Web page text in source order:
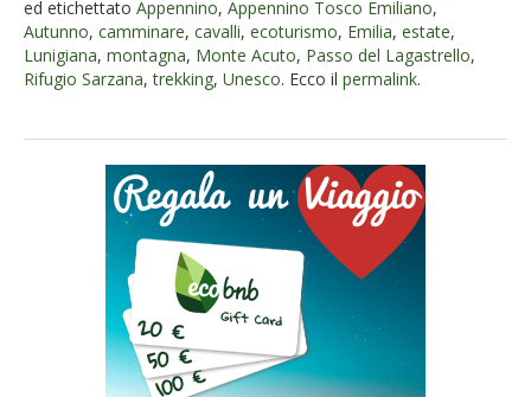
ed etichettato Appennino, Appennino Tosco Emiliano,
Autunno, camminare, cavalli, ecoturismo, Emilia, estate,
Lunigiana, montagna, Monte Acuto, Passo del Lagastrello,
Rifugio Sarzana,trekking, Unesco. Ecco il permalink.